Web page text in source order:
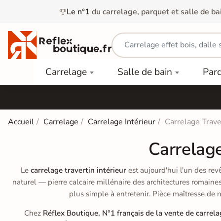
Le n°1 du carrelage, parquet et salle de
Carrelage
Carrelage
Extérieur
Dalle
Carrelage
Salle de
Bain
Finition
Salle de bain
Douche
WC
Bain
Contrecollé
Stratifié
clair
TYPE
Dalles
PVC
Accueil Carrelage Carrelage Intérieur Carrelage
Le carrelage travertin intérieurest aujourd'hui l'un des
naturel — pierre calcaire millénaire des architectures
plus simple à entretenir. Pièce maîtresse de
Chez Réflex Boutique, N°1 français de la vente de